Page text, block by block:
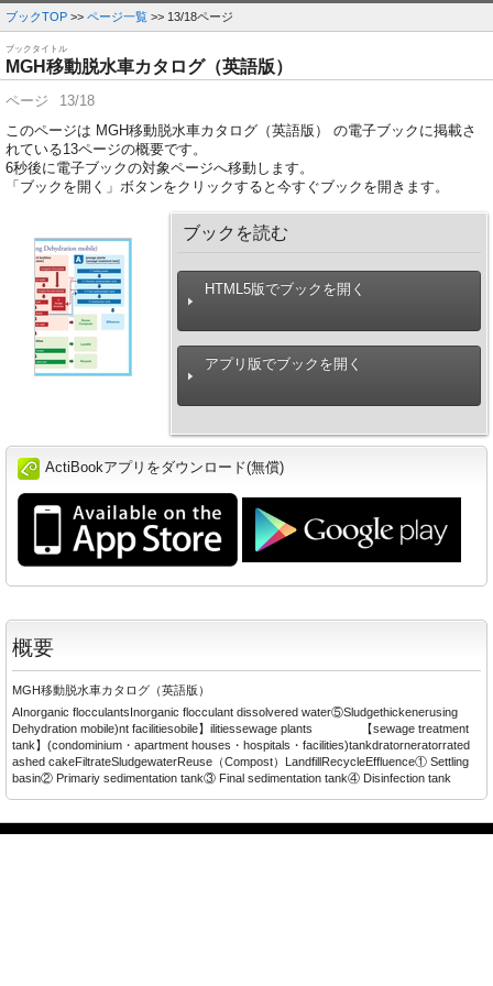
ブックTOP >> ページ一覧 >> 13/18ページ
ブックタイトル
MGH移動脱水車カタログ（英語版）
ページ
13/18
このページは MGH移動脱水車カタログ（英語版） の電子ブックに掲載さ
れている13ページの概要です。
6秒後に電子ブックの対象ページへ移動します。
「ブックを開く」ボタンをクリックすると今すぐブックを開きます。
ブックを読む
HTML5版でブックを開く
アプリ版でブックを開く
ActiBookアプリをダウンロード(無償)
概要
MGH移動脱水車カタログ（英語版）
AInorganic flocculantsInorganic flocculant dissolvered water⑤Sludgethickenerusing
Dehydration mobile)nt facilitiesobile】ilitiessewage plants 【sewage treatment
tank】(condominium・apartment houses・hospitals・facilities)tankdratorneratorrated
ashed cakeFiltrateSludgewaterReuse（Compost）LandfillRecycleEffluence① Settling
basin② Primariy sedimentation tank③ Final sedimentation tank④ Disinfection tank